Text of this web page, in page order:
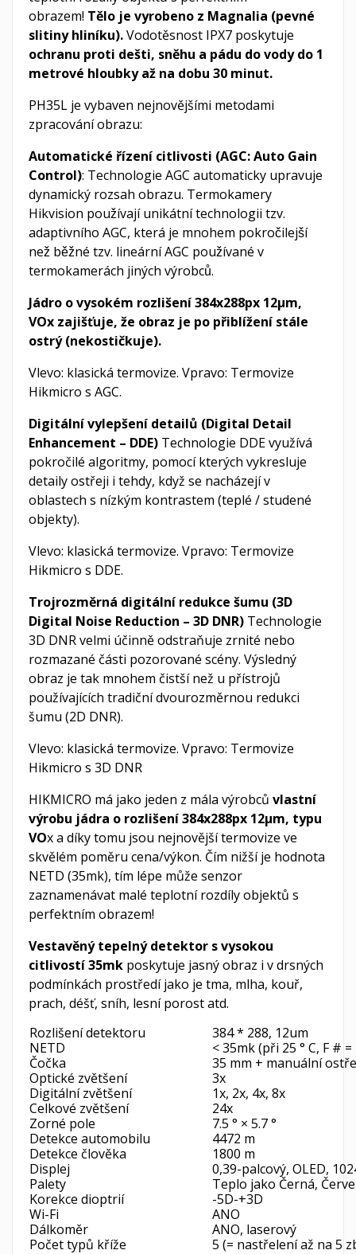
obrazem! Tělo je vyrobeno z Magnalia (pevné
slitiny hliníku).Vodotěsnost IPX7 poskytuje
ochranu proti dešti, sněhu a pádu do vody do 1
metrové hloubky až na dobu 30 minut.
PH35L je vybaven nejnovějšími metodami
zpracování obrazu:
Automatické řízení citlivosti (AGC: Auto Gain
Control): Technologie AGC automaticky upravuje
dynamický rozsah obrazu. Termokamery
Hikvision používají unikátní technologii tzv.
adaptivního AGC, která je mnohem pokročilejší
než běžné tzv. lineární AGC používané v
termokamerách jiných výrobců.
Jádro o vysokém rozlišení 384x288px 12µm,
VOx zajišťuje, že obraz je po přiblížení stále
ostrý (nekostičkuje).
Vlevo: klasická termovize. Vpravo: Termovize
Hikmicro s AGC.
Digitální vylepšení detailů (Digital Detail
Enhancement – DDE) Technologie DDE využívá
pokročilé algoritmy, pomocí kterých vykresluje
detaily ostřeji i tehdy, když se nacházejí v
oblastech s nízkým kontrastem (teplé / studené
objekty).
Vlevo: klasická termovize. Vpravo: Termovize
Hikmicro s DDE.
Trojrozměrná digitální redukce šumu (3D
Digital Noise Reduction – 3D DNR) Technologie
3D DNR velmi účinně odstraňuje zrnité nebo
rozmazané části pozorované scény. Výsledný
obraz je tak mnohem čistší než u přístrojů
používajících tradiční dvourozměrnou redukci
šumu (2D DNR).
Vlevo: klasická termovize. Vpravo: Termovize
Hikmicro s 3D DNR
HIKMICRO má jako jeden z mála výrobců vlastní
výrobu jádra o rozlišení 384x288px 12µm, typu
VOx a díky tomu jsou nejnovější termovize ve
skvělém poměru cena/výkon. Čím nižší je hodnota
NETD (35mk), tím lépe může senzor
zaznamenávat malé teplotní rozdíly objektů s
perfektním obrazem!
Vestavěný tepelný detektor s vysokou
citlivostí 35mk poskytuje jasný obraz i v drsných
podmínkách prostředí jako je tma, mlha, kouř,
prach, déšť, sníh, lesní porost atd.
Rozlišení detektoru
384 * 288, 12um
NETD
< 35mk (při 25 ° C, F # =
Čočka
35 mm + manuální
Optické zvětšení
3x
Digitální zvětšení
1x, 2x, 4x, 8x
Celkové zvětšení
24x
Zorné pole
7.5 ° × 5.7 °
Detekce automobilu
4472 m
Detekce člověka
1800 m
Displej
0,39-palcový, OLED,
Palety
Teplo jako Černá,
Korekce dioptrií
-5D-+3D
Wi-Fi
ANO
Dálkoměr
ANO, laserový
Počet typů kříže
5 (= nastřelení až na 5